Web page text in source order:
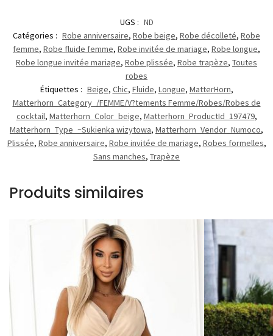
UGS : ND
Catégories : Robe anniversaire, Robe beige, Robe décolleté, Robe
femme, Robe fluide femme, Robe invitée de mariage, Robe longue,
Robe longue invitée mariage, Robe plissée, Robe trapèze, Toutes
robes
Étiquettes : Beige, Chic, Fluide, Longue, MatterHorn,
Matterhorn_Category_/FEMME/V?tements Femme/Robes/Robes de
cocktail, Matterhorn_Color_beige, Matterhorn_ProductId_197479,
Matterhorn_Type_~Sukienka wizytowa, Matterhorn_Vendor_Numoco,
Plissée, Robe anniversaire, Robe invitée de mariage, Robes formelles,
Sans manches, Trapèze
Produits similaires